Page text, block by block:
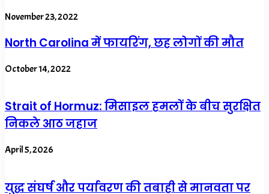
November 23, 2022
North Carolina में फायरिंग, छह लोगों की मौत
October 14, 2022
Strait of Hormuz: मिसाइल हमलों के बीच सुरक्षित
निकले आठ जहाज
April 5, 2026
युद्ध संघर्ष और पर्यावरण की तबाही से मानवता पर